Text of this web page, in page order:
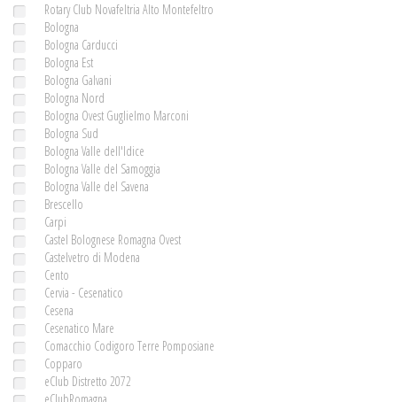
Rotary Club Novafeltria Alto Montefeltro
Bologna
Bologna Carducci
Bologna Est
Bologna Galvani
Bologna Nord
Bologna Ovest Guglielmo Marconi
Bologna Sud
Bologna Valle dell'Idice
Bologna Valle del Samoggia
Bologna Valle del Savena
Brescello
Carpi
Castel Bolognese Romagna Ovest
Castelvetro di Modena
Cento
Cervia - Cesenatico
Cesena
Cesenatico Mare
Comacchio Codigoro Terre Pomposiane
Copparo
eClub Distretto 2072